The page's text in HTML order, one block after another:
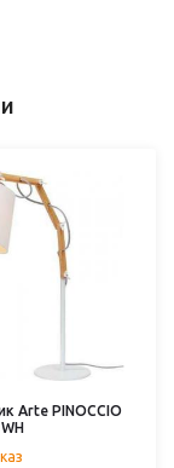
Arte PINOCCIO